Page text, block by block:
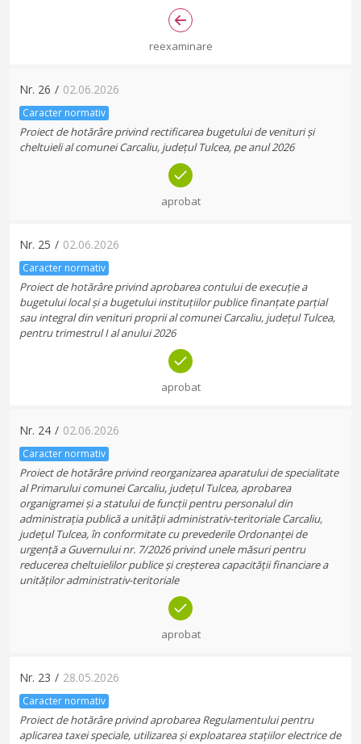
reexaminare
Nr. 26 / 02.06.2026
Caracter normativ
Proiect de hotărâre privind rectificarea bugetului de venituri și
cheltuieli al comunei Carcaliu, județul Tulcea, pe anul 2026
aprobat
Nr. 25 / 02.06.2026
Caracter normativ
Proiect de hotărâre privind aprobarea contului de execuție a
bugetului local și a bugetului instituțiilor publice finanțate parțial
sau integral din venituri proprii al comunei Carcaliu, județul Tulcea,
pentru trimestrul I al anului 2026
aprobat
Nr. 24 / 02.06.2026
Caracter normativ
Proiect de hotărâre privind reorganizarea aparatului de specialitate
al Primarului comunei Carcaliu, județul Tulcea, aprobarea
organigramei și a statului de funcții pentru personalul din
administrația publică a unității administrativ-teritoriale Carcaliu,
județul Tulcea, în conformitate cu prevederile Ordonanței de
urgență a Guvernului nr. 7/2026 privind unele măsuri pentru
reducerea cheltuielilor publice și creșterea capacității financiare a
unităților administrativ-teritoriale
aprobat
Nr. 23 / 28.05.2026
Caracter normativ
Proiect de hotărâre privind aprobarea Regulamentului pentru
aplicarea taxei speciale, utilizarea și exploatarea stațiilor electrice de